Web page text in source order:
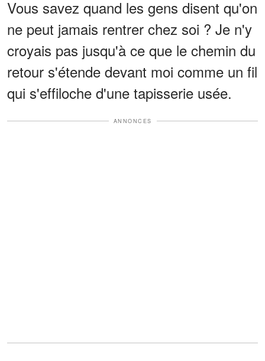
Vous savez quand les gens disent qu'on
ne peut jamais rentrer chez soi ? Je n'y
croyais pas jusqu'à ce que le chemin du
retour s'étende devant moi comme un fil
qui s'effiloche d'une tapisserie usée.
ANNONCES